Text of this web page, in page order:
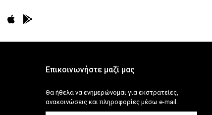
Επικοινωνήστε μαζί μας
Θα ήθελα να ενημερώνομαι για εκστρατείες,
ανακοινώσεις και πληροφορίες μέσω e-mail.